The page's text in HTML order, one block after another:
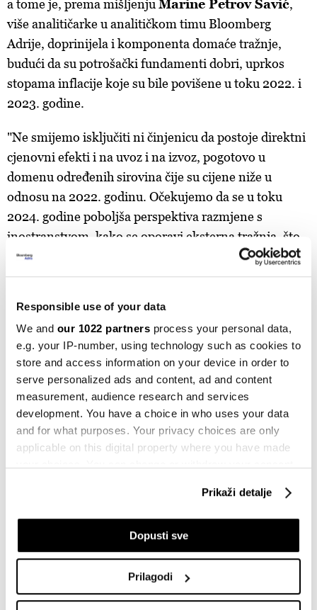
Responsible use of your data
We and our 1022 partners process your personal data,
e.g. your IP-number, using technology such as cookies to
store and access information on your device in order to
serve personalized ads and content, ad and content
measurement, audience research and services
development. You have a choice in who uses your data
and for what purposes. Your privacy choices are only
applicable on this digital property where you have made
If you allow, we would also like to:
Collect information about your geographical
Identify your device by actively scanning it for
Prikaži detalje
Dopusti sve
Prilagodi
a tome je, prema mišljenju Marine Petrov Savić,
više analitičarke u analitičkom timu Bloomberg
Adrije, doprinijela i komponenta domaće tražnje,
budući da su potrošački fundamenti dobri, uprkos
stopama inflacije koje su bile povišene u toku 2022. i
2023. godine.
"Ne smijemo isključiti ni činjenicu da postoje direktni
cjenovni efekti i na uvoz i na izvoz, pogotovo u
domenu određenih sirovina čije su cijene niže u
odnosu na 2022. godinu. Očekujemo da se u toku
2024. godine poboljša perspektiva razmjene s
inostranstvom, kako se oporavi eksterna tražnja, što
će podržati i privredni rast", poručila je Petrov Savić.
IZVOZ UVOZ ROBNA RAZMJENA BIH ROBA
Bh. mljekari pod pritiskom: Uvoz raste,
cijene padaju, farme se bore za
opstanak
Drvna industrija BiH izlazi iz krize, ali
Evropska kriza narudžbi pogađa
15.06.2026